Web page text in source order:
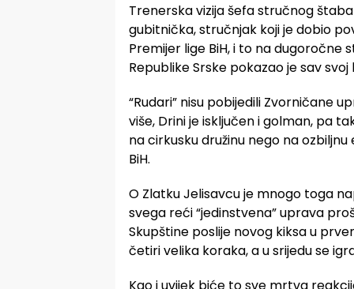
Trenerska vizija šefa stručnog
gubitnička, stručnjak koji je dobio
Premijer lige BiH, i to na dugoročne
Republike Srske pokazao je sav
“Rudari” nisu pobijedili Zvorničane
više, Drini je isključen i golman, pa
na cirkusku družinu nego na
BiH.
O Zlatku Jelisavcu je mnogo toga
svega reći “jedinstvena” uprava
Skupštine poslije novog kiksa u
četiri velika koraka, a u srijedu se
Kao i uvijek biće to sve mrtva